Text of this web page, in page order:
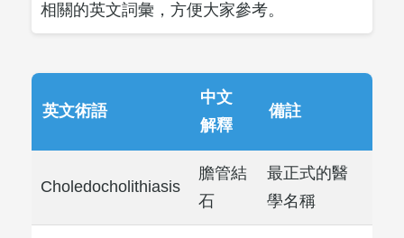
相關的英文詞彙，方便大家參考。
英文術語
中文
解釋
備註
Choledocholithiasis
膽管結
石
最正式的醫
學名稱